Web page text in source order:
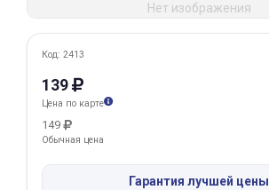
Нет изображения
Код: 2413
139
Цена по карте
149
Обычная цена
Гарантия лучшей цены
Добавляйте товары
в корзину